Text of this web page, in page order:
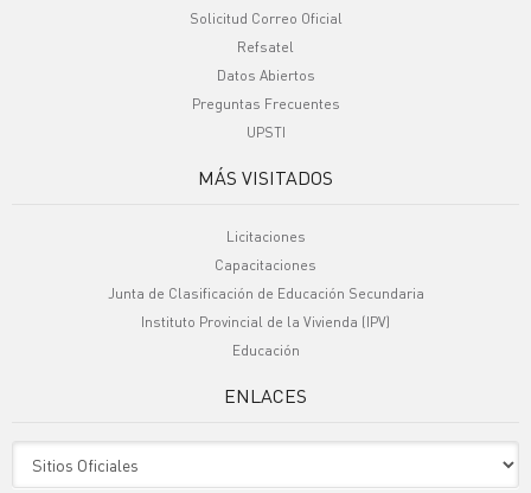
Solicitud Correo Oficial
Refsatel
Datos Abiertos
Preguntas Frecuentes
UPSTI
MÁS VISITADOS
Licitaciones
Capacitaciones
Junta de Clasificación de Educación Secundaria
Instituto Provincial de la Vivienda (IPV)
Educación
ENLACES